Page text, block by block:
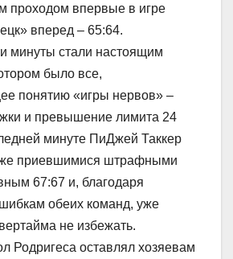
проходом впервые в игре
вперед – 65:64.
минуты стали настоящим
было все,
понятию «игры нервов» –
и превышение лимита 24
минуте ПиДжей Таккер
приевшимися штрафными
67:67 и, благодаря
обеих команд, уже
не избежать.
Родригеса оставлял хозяевам